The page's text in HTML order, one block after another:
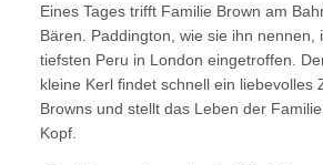
Eines Tages trifft Familie Brown am
Bären. Paddington, wie sie ihn nennen,
tiefsten Peru in London eingetroffen.
kleine Kerl findet schnell ein liebevolles
Browns und stellt das Leben der
Kopf.